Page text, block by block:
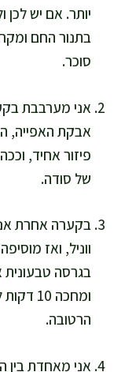
בתנור החם
סוכר.
אני מערבבת
אבקת האפייה,
פיזור אחיד,
של סודה.
בקערה אחרת
ווניל, ואז
בגרסה
ומחכה
הרטובה.
אני מאחדת בין